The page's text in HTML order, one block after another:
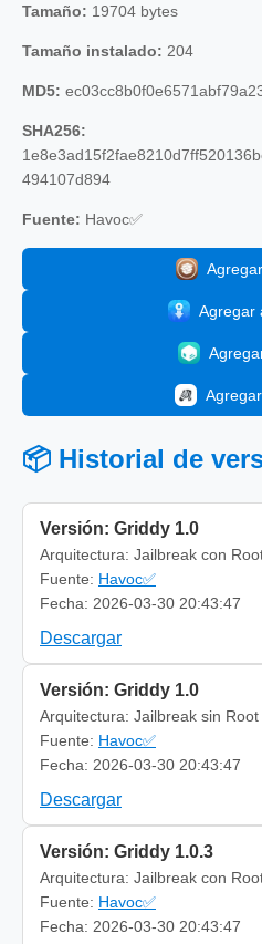
Tamaño: 19704 bytes
Tamaño instalado: 204
MD5:
SHA256:
494107d894
Fuente: Havoc✅
Agregar
📦 Historial de
Versión: Griddy 1.0
Arquitectura: Jailbreak con
Fuente: Havoc✅
Fecha: 2026-03-30 20:43:47
Descargar
Versión: Griddy 1.0
Arquitectura: Jailbreak sin Root
Fuente: Havoc✅
Fecha: 2026-03-30 20:43:47
Descargar
Versión: Griddy 1.0.3
Arquitectura: Jailbreak con
Fuente: Havoc✅
Fecha: 2026-03-30 20:43:47